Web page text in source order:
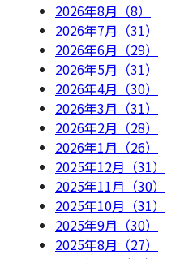
2026年8月（8）
2026年7月（31）
2026年6月（29）
2026年5月（31）
2026年4月（30）
2026年3月（31）
2026年2月（28）
2026年1月（26）
2025年12月（31）
2025年11月（30）
2025年10月（31）
2025年9月（30）
2025年8月（27）